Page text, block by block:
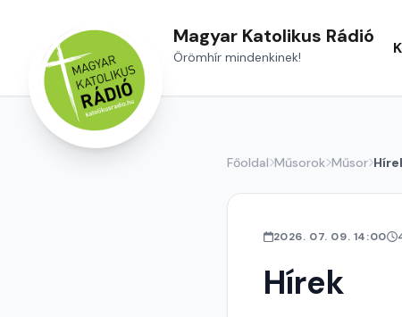
Magyar Katolikus Rádió
Örömhír mindenkinek!
Főoldal Műsorok Műsor
2026. 07. 09. 14:00
Hírek